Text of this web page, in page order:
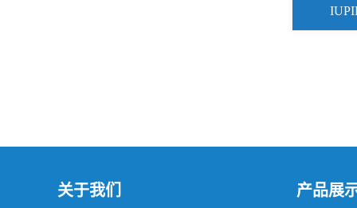
关于我们 产品展